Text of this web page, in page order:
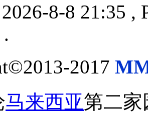
8-8 21:35 ,
2017
马来西亚第二